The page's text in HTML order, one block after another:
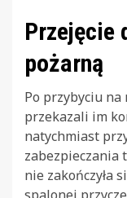
Przejęcie
pożarną
Po przybyciu
przekazali im
natychmiast
zabezpieczania
nie zakończyła